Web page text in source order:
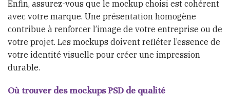
Enfin, assurez-vous que le mockup choisi est cohérent
avec votre marque. Une présentation homogène
contribue à renforcer l’image de votre entreprise ou de
votre projet. Les mockups doivent refléter l’essence de
votre identité visuelle pour créer une impression
durable.
Où trouver des mockups PSD de qualité